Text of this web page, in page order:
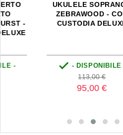
UKULELE SOPRANO -
ZEBRAWOOD - CON
CUSTODIA DELUXE
- DISPONIBILE -
Prezzo